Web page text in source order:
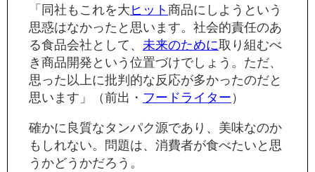
「同社もこれを大ヒット商品にしようという
思惑はなかったと思います。社会的責任のあ
る食品会社として、 未来のために取り組むべ
き商品開発という位置づけでしょう。ただ、
思った以上に批判的な反応が多かったのだと
思います」（前出・ フードライター）
確かに良質なタンパク源であり、美味なのか
もしれない。問題は、消費者が食べたいと思
うかどうかだろう。